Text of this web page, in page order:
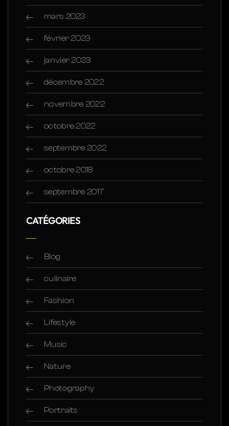
mars 2023
février 2023
janvier 2023
décembre 2022
novembre 2022
octobre 2022
septembre 2022
octobre 2018
septembre 2017
CATÉGORIES
Blog
culinaire
Fashion
Lifestyle
Music
Nature
Photography
Portraits